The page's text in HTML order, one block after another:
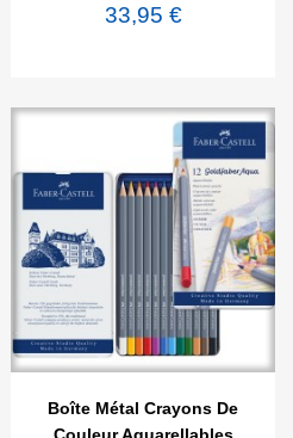
33,95 €
 Aperçu rapide
Boîte Métal Crayons De